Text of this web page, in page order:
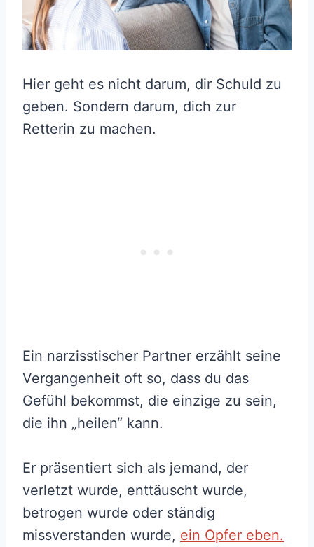
Hier geht es nicht darum, dir Schuld zu
geben. Sondern darum, dich zur
Retterin zu machen.
Ein narzisstischer Partner erzählt seine
Vergangenheit oft so, dass du das
Gefühl bekommst, die einzige zu sein,
die ihn „heilen“ kann.
Er präsentiert sich als jemand, der
verletzt wurde, enttäuscht wurde,
betrogen wurde oder ständig
missverstanden wurde, ein Opfer eben.